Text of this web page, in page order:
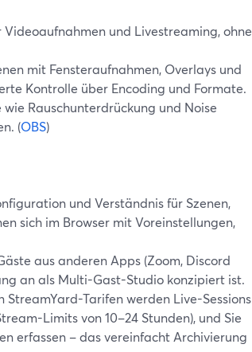
Videoaufnahmen und Livestreaming, ohne
mit Fensteraufnahmen, Overlays und
Kontrolle über Encoding und Formate.
Rauschunterdrückung und Noise
(OBS)
und Verständnis für Szenen,
sich im Browser mit Voreinstellungen,
aus anderen Apps (Zoom, Discord
an als Multi-Gast-Studio konzipiert ist.
StreamYard-Tarifen werden Live-Sessions
Limits von 10–24 Stunden), und Sie
erfassen – das vereinfacht Archivierung